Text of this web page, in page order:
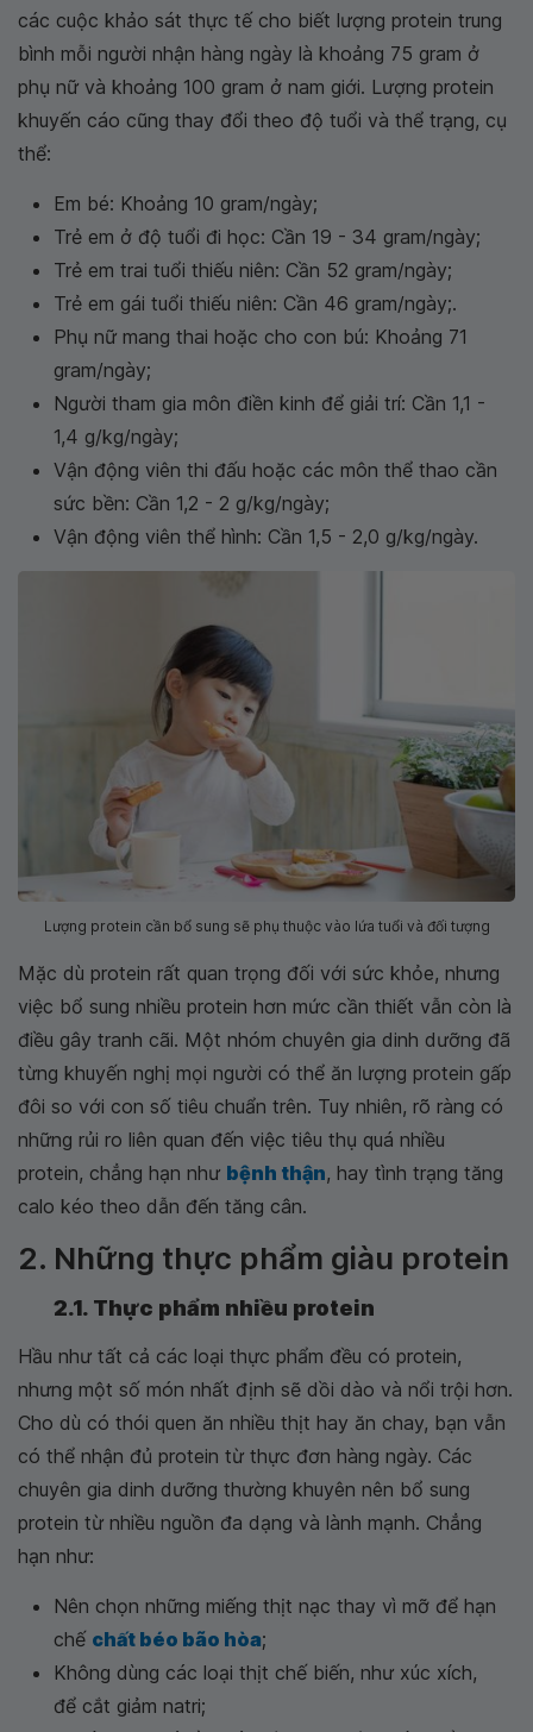
các cuộc khảo sát thực tế cho biết lượng protein trung
bình mỗi người nhận hàng ngày là khoảng 75 gram ở
phụ nữ và khoảng 100 gram ở nam giới. Lượng protein
khuyến cáo cũng thay đổi theo độ tuổi và thể trạng, cụ
thể:
Em bé: Khoảng 10 gram/ngày;
Trẻ em ở độ tuổi đi học: Cần 19 - 34 gram/ngày;
Trẻ em trai tuổi thiếu niên: Cần 52 gram/ngày;
Trẻ em gái tuổi thiếu niên: Cần 46 gram/ngày;.
Phụ nữ mang thai hoặc cho con bú: Khoảng 71
gram/ngày;
Người tham gia môn điền kinh để giải trí: Cần 1,1 -
1,4 g/kg/ngày;
Vận động viên thi đấu hoặc các môn thể thao cần
sức bền: Cần 1,2 - 2 g/kg/ngày;
Vận động viên thể hình: Cần 1,5 - 2,0 g/kg/ngày.
Lượng protein cần bổ sung sẽ phụ thuộc vào lứa tuổi và đối tượng
Mặc dù protein rất quan trọng đối với sức khỏe, nhưng
việc bổ sung nhiều protein hơn mức cần thiết vẫn còn là
điều gây tranh cãi. Một nhóm chuyên gia dinh dưỡng đã
từng khuyến nghị mọi người có thể ăn lượng protein gấp
đôi so với con số tiêu chuẩn trên. Tuy nhiên, rõ ràng có
những rủi ro liên quan đến việc tiêu thụ quá nhiều
protein, chẳng hạn như bệnh thận, hay tình trạng tăng
calo kéo theo dẫn đến tăng cân.
2. Những thực phẩm giàu protein
2.1. Thực phẩm nhiều protein
Hầu như tất cả các loại thực phẩm đều có protein,
nhưng một số món nhất định sẽ dồi dào và nổi trội hơn.
Cho dù có thói quen ăn nhiều thịt hay ăn chay, bạn vẫn
có thể nhận đủ protein từ thực đơn hàng ngày. Các
chuyên gia dinh dưỡng thường khuyên nên bổ sung
protein từ nhiều nguồn đa dạng và lành mạnh. Chẳng
hạn như:
Nên chọn những miếng thịt nạc thay vì mỡ để hạn
chế chất béo bão hòa;
Không dùng các loại thịt chế biến, như xúc xích,
để cắt giảm natri;